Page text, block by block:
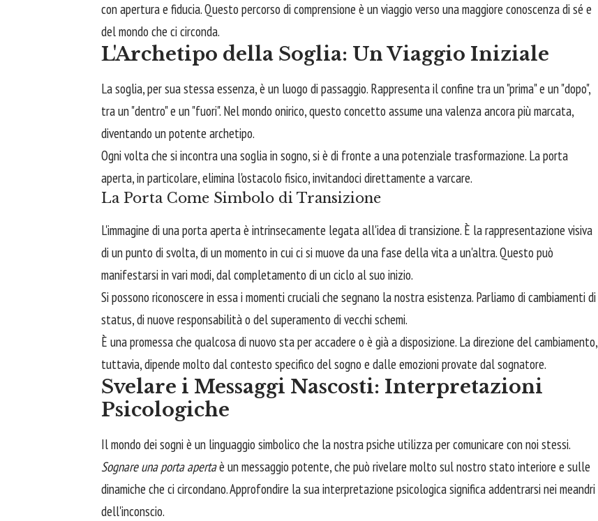
con apertura e fiducia. Questo percorso di comprensione è un viaggio verso una maggiore conoscenza di sé e
del mondo che ci circonda.
L'Archetipo della Soglia: Un Viaggio Iniziale
La soglia, per sua stessa essenza, è un luogo di passaggio. Rappresenta il confine tra un "prima" e un "dopo",
tra un "dentro" e un "fuori". Nel mondo onirico, questo concetto assume una valenza ancora più marcata,
diventando un potente archetipo.
Ogni volta che si incontra una soglia in sogno, si è di fronte a una potenziale trasformazione. La porta
aperta, in particolare, elimina l'ostacolo fisico, invitandoci direttamente a varcare.
La Porta Come Simbolo di Transizione
L'immagine di una porta aperta è intrinsecamente legata all'idea di transizione. È la rappresentazione visiva
di un punto di svolta, di un momento in cui ci si muove da una fase della vita a un'altra. Questo può
manifestarsi in vari modi, dal completamento di un ciclo al suo inizio.
Si possono riconoscere in essa i momenti cruciali che segnano la nostra esistenza. Parliamo di cambiamenti di
status, di nuove responsabilità o del superamento di vecchi schemi.
È una promessa che qualcosa di nuovo sta per accadere o è già a disposizione. La direzione del cambiamento,
tuttavia, dipende molto dal contesto specifico del sogno e dalle emozioni provate dal sognatore.
Svelare i Messaggi Nascosti: Interpretazioni
Psicologiche
Il mondo dei sogni è un linguaggio simbolico che la nostra psiche utilizza per comunicare con noi stessi.
Sognare una porta apertaè un messaggio potente, che può rivelare molto sul nostro stato interiore e sulle
dinamiche che ci circondano. Approfondire la sua interpretazione psicologica significa addentrarsi nei meandri
dell'inconscio.